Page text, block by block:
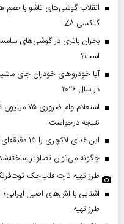
انقلاب گوشی‌های تاشو‌ با
گلکسی Z۸
است؟
آیا خودروهای خودران جای
در سال ۲۰۲۶
استعلام
نتیجه درخواست
این غذای لاکچری را ۱۵ دقیقه‌ای آماده کنید
چگونه می‌توان تصاویر
طرز تهیه تارت فلپ‌جک
آشنایی با آش‌های اصیل
طرز تهیه